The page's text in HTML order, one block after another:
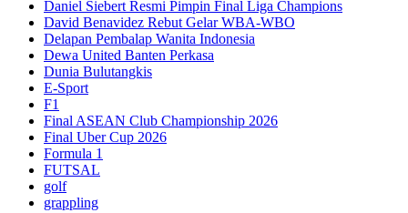
Daniel Siebert Resmi Pimpin Final Liga Champions
David Benavidez Rebut Gelar WBA-WBO
Delapan Pembalap Wanita Indonesia
Dewa United Banten Perkasa
Dunia Bulutangkis
E-Sport
F1
Final ASEAN Club Championship 2026
Final Uber Cup 2026
Formula 1
FUTSAL
golf
grappling